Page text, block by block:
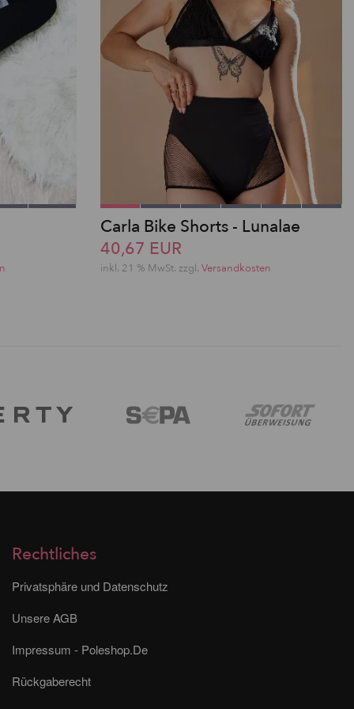
Carla Bike Shorts - Lunalae
40,67 EUR
inkl. 21 % MwSt. zzgl. Versandkosten
Rechtliches
Privatsphäre und Datenschutz
Unsere AGB
Impressum - Poleshop.De
Rückgaberecht